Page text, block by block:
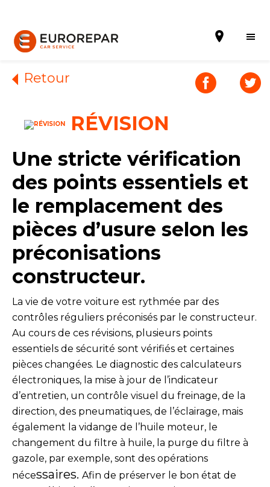
Prendre un rendez-vous
Notre enseigne
Notre actualité
Nos prestations
Contactez nous
Tous les garages
Retour
RÉVISION
Une stricte vérification
des points essentiels et
le remplacement des
pièces d’usure selon les
préconisations
constructeur.
La vie de votre voiture est rythmée par des
contrôles réguliers préconisés par le constructeur.
Au cours de ces révisions, plusieurs points
essentiels de sécurité sont vérifiés et certaines
pièces changées. Le diagnostic des calculateurs
électroniques, la mise à jour de l’indicateur
d’entretien, un contrôle visuel du freinage, de la
direction, des pneumatiques, de l’éclairage, mais
également la vidange de l’huile moteur, le
changement du filtre à huile, la purge du filtre à
gazole, par exemple, sont des opérations
nécessaires. Afin de préserver le bon état de